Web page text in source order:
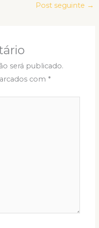
Post seguinte →
será publicado.
com *